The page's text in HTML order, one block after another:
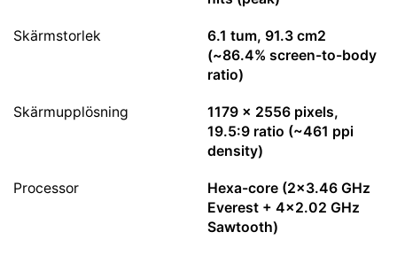
Skärmstorlek
6.1 tum, 91.3 cm2
(~86.4% screen-to-body
ratio)
Skärmupplösning
1179 x 2556 pixels,
19.5:9 ratio (~461 ppi
density)
Processor
Hexa-core (2x3.46 GHz
Everest + 4x2.02 GHz
Sawtooth)